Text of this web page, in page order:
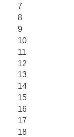
7
8
9
10
11
12
13
14
15
16
17
18